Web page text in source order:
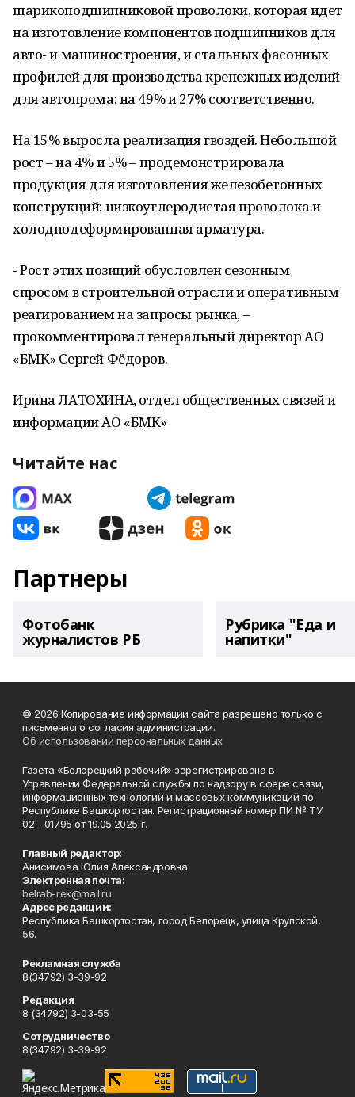
шарикоподшипниковой проволоки, которая идет
на изготовление компонентов подшипников для
авто- и машиностроения, и стальных фасонных
профилей для производства крепежных изделий
для автопрома: на 49% и 27% соответственно.
На 15% выросла реализация гвоздей. Небольшой
рост – на 4% и 5% – продемонстрировала
продукция для изготовления железобетонных
конструкций: низкоуглеродистая проволока и
холоднодеформированная арматура.
- Рост этих позиций обусловлен сезонным
спросом в строительной отрасли и оперативным
реагированием на запросы рынка, –
прокомментировал генеральный директор АО
«БМК» Сергей Фёдоров.
Ирина ЛАТОХИНА, отдел общественных связей и
информации АО «БМК»
Читайте нас
Партнеры
Фотобанк
журналистов РБ
Рубрика "Еда и
напитки"
© 2026 Копирование информации сайта разрешено только с
письменного согласия администрации.
Об использовании персональных данных
Газета «Белорецкий рабочий» зарегистрирована в
Управлении Федеральной службы по надзору в сфере связи,
информационных технологий и массовых коммуникаций по
Республике Башкортостан. Регистрационный номер ПИ № ТУ
02 - 01795 от 19.05.2025 г.
Главный редактор:
Анисимова Юлия Александровна
Электронная почта:
belrab-rek@mail.ru
Адрес редакции:
Республика Башкортостан, город Белорецк, улица Крупской,
56.
Рекламная служба
8(34792) 3-39-92
Редакция
8 (34792) 3-03-55
Сотрудничество
8(34792) 3-39-92